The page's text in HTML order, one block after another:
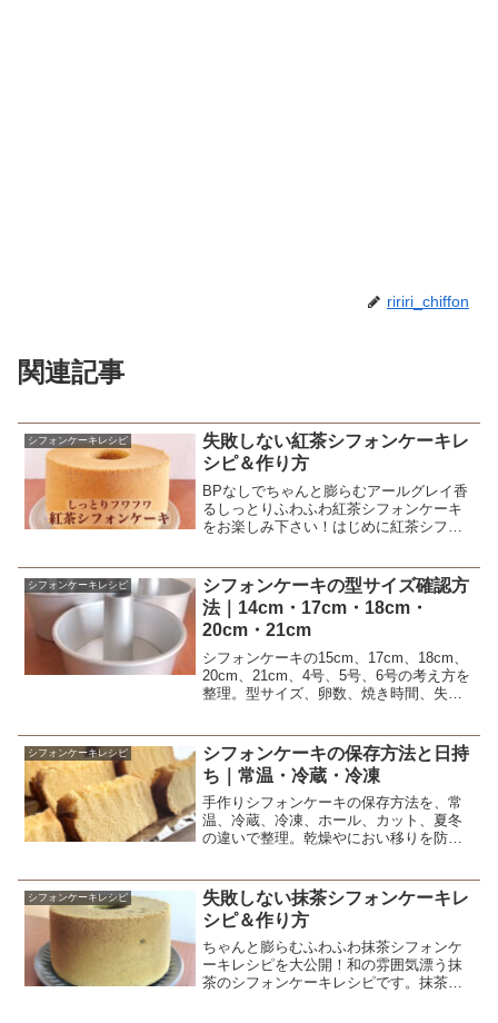
ririri_chiffon
関連記事
シフォンケーキレシピ
失敗しない紅茶シフォンケーキレ
シピ＆作り方
BPなしでちゃんと膨らむアールグレイ香
るしっとりふわふわ紅茶シフォンケーキ
をお楽しみ下さい！はじめに紅茶シフォ
でしっかり膨らみ、紅茶（アールグレ
イ）の香りと...
シフォンケーキレシピ
シフォンケーキの型サイズ確認方
法｜14cm・17cm・18cm・
20cm・21cm
シフォンケーキの15cm、17cm、18cm、
20cm、21cm、4号、5号、6号の考え方を
整理。型サイズ、卵数、焼き時間、失敗
シフォンケーキレシピ
シフォンケーキの保存方法と日持
ち｜常温・冷蔵・冷凍
手作りシフォンケーキの保存方法を、常
温、冷蔵、冷凍、ホール、カット、夏冬
の違いで整理。乾燥やにおい移りを防ぐ
シフォンケーキレシピ
失敗しない抹茶シフォンケーキレ
シピ＆作り方
ちゃんと膨らむふわふわ抹茶シフォンケ
ーキレシピを大公開！和の雰囲気漂う抹
茶のシフォンケーキレシピです。抹茶の